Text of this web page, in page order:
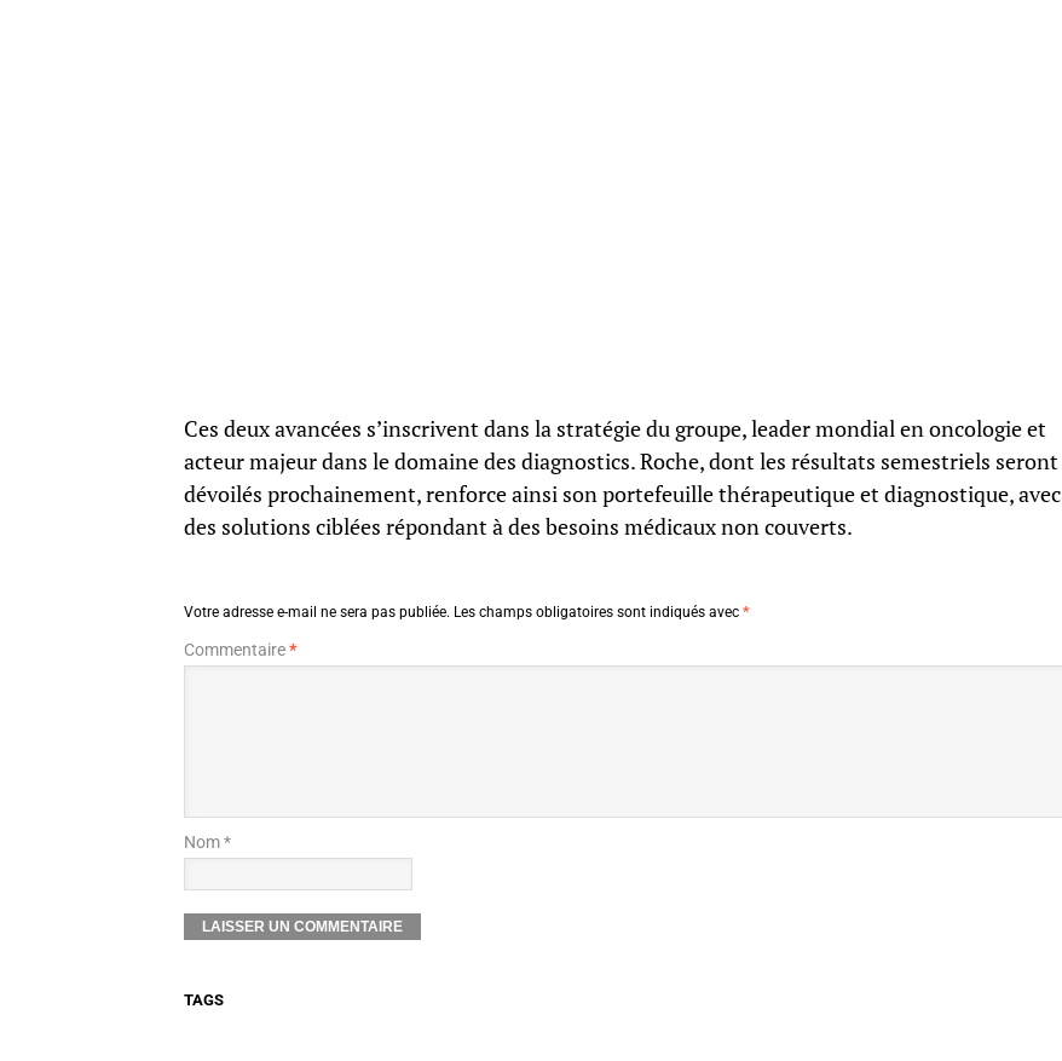
Ces deux avancées s’inscrivent dans la stratégie du groupe, leader mondial en oncologie et
acteur majeur dans le domaine des diagnostics. Roche, dont les résultats semestriels seront
dévoilés prochainement, renforce ainsi son portefeuille thérapeutique et diagnostique, avec
des solutions ciblées répondant à des besoins médicaux non couverts.
Votre adresse e-mail ne sera pas publiée. Les champs obligatoires sont indiqués avec *
Commentaire*
Nom *
TAGS